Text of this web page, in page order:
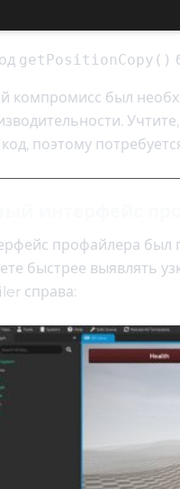
getPositionCopy()
компромисс был
поэтому
профайлера был
быстрее выявлять
справа: